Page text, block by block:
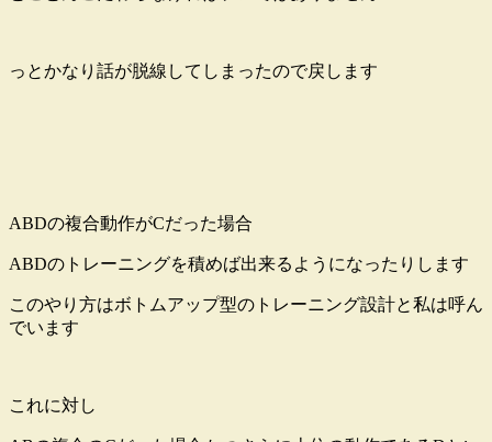
っとかなり話が脱線してしまったので戻します
ABDの複合動作がCだった場合
ABDのトレーニングを積めば出来るようになったりします
このやり方はボトムアップ型のトレーニング設計と私は呼ん
でいます
これに対し